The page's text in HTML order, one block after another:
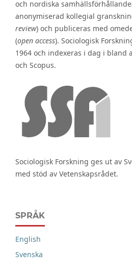
och nordiska
anonymiserad kollegial
review) och publiceras med
(open access). Sociologisk
1964 och indexeras i dag i bland
och Scopus.
Sociologisk Forskning ges ut av
med stöd av Vetenskapsrådet.
SPRÅK
English
Svenska